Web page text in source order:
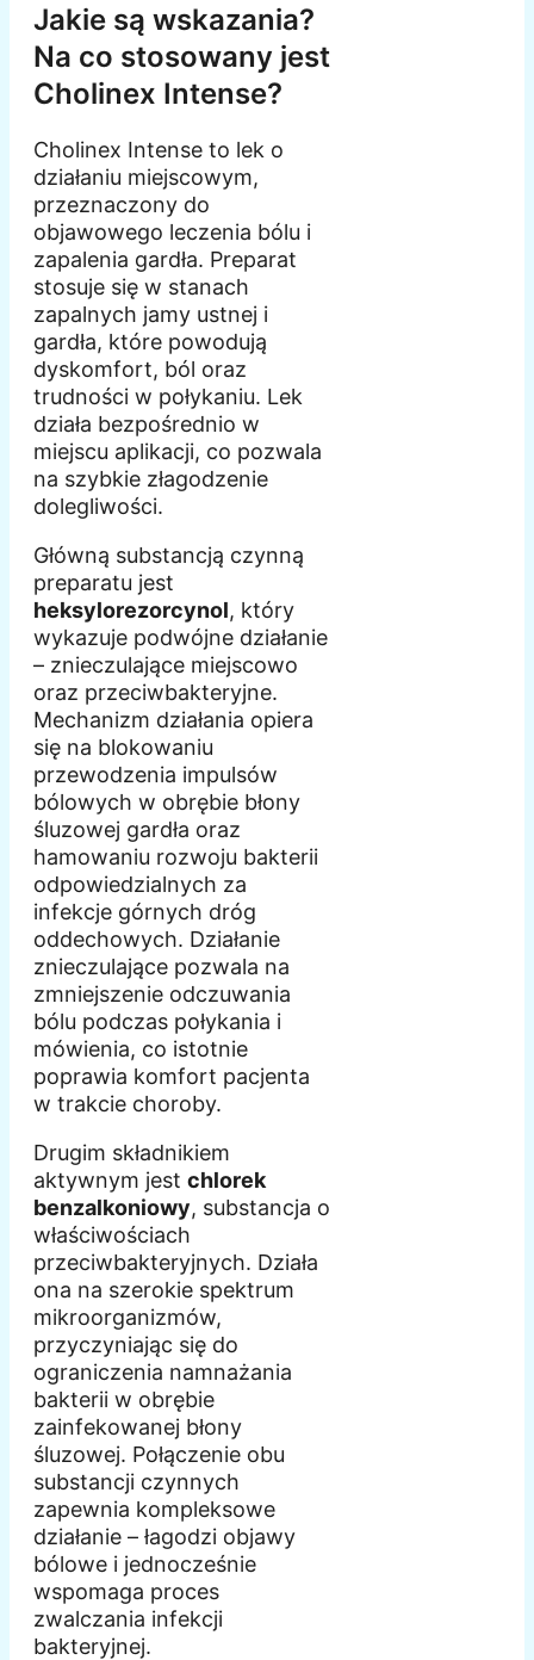
Jakie są wskazania?
Na co stosowany jest
Cholinex Intense?
Cholinex Intense to lek o
działaniu miejscowym,
przeznaczony do
objawowego leczenia bólu i
zapalenia gardła. Preparat
stosuje się w stanach
zapalnych jamy ustnej i
gardła, które powodują
dyskomfort, ból oraz
trudności w połykaniu. Lek
działa bezpośrednio w
miejscu aplikacji, co pozwala
na szybkie złagodzenie
dolegliwości.
Główną substancją czynną
preparatu jest
heksylorezorcynol, który
wykazuje podwójne działanie
– znieczulające miejscowo
oraz przeciwbakteryjne.
Mechanizm działania opiera
się na blokowaniu
przewodzenia impulsów
bólowych w obrębie błony
śluzowej gardła oraz
hamowaniu rozwoju bakterii
odpowiedzialnych za
infekcje górnych dróg
oddechowych. Działanie
znieczulające pozwala na
zmniejszenie odczuwania
bólu podczas połykania i
mówienia, co istotnie
poprawia komfort pacjenta
w trakcie choroby.
Drugim składnikiem
aktywnym jest chlorek
benzalkoniowy, substancja o
właściwościach
przeciwbakteryjnych. Działa
ona na szerokie spektrum
mikroorganizmów,
przyczyniając się do
ograniczenia namnażania
bakterii w obrębie
zainfekowanej błony
śluzowej. Połączenie obu
substancji czynnych
zapewnia kompleksowe
działanie – łagodzi objawy
bólowe i jednocześnie
wspomaga proces
zwalczania infekcji
bakteryjnej.